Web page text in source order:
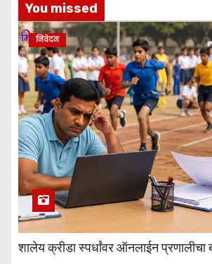
You missed
निवेदन
शालेय क्रीडा स्पर्धांवर ऑनलाईन प्रणालीचा